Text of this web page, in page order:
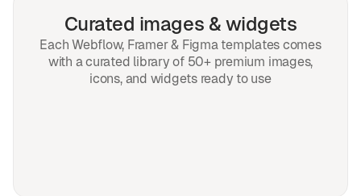
Curated images & widgets
Each Webflow, Framer & Figma templates comes
with a curated library of 50+ premium images,
icons, and widgets ready to use